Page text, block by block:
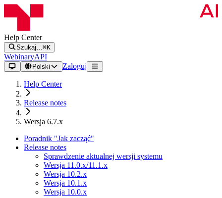
Help Center
Szukaj… ⌘K
WebinaryAPI
Polski Zaloguj
Help Center
Release notes
Wersja 6.7.x
Poradnik "Jak zacząć"
Release notes
Sprawdzenie aktualnej wersji systemu
Wersja 11.0.x/11.1.x
Wersja 10.2.x
Wersja 10.1.x
Wersja 10.0.x